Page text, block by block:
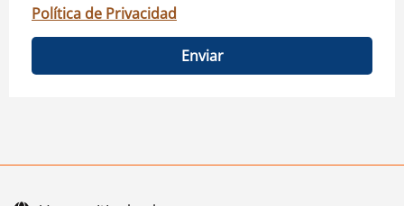
Política de Privacidad
Enviar